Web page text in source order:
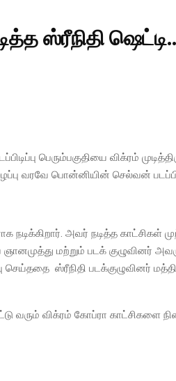
ஸ்ரீநிதி ஷெட்டி..
பெரும்பகுதியை விக்ரம்
வரவே பொன்னியின் செல்வன்
நடிக்கிறார். அவர் நடித்த காட்சிகள்
மற்றும் படக் குழுவினர்
ஸ்ரீநிதி படக்குழுவினர்
வரும் விக்ரம் கோப்ரா காட்சிகளை